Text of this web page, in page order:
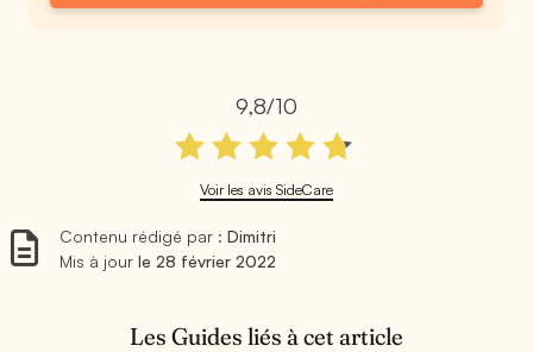
9,8/10
Voir les avis SideCare
Contenu rédigé par :Dimitri
Mis à jourle 28 février 2022
Les Guides liés à cet article